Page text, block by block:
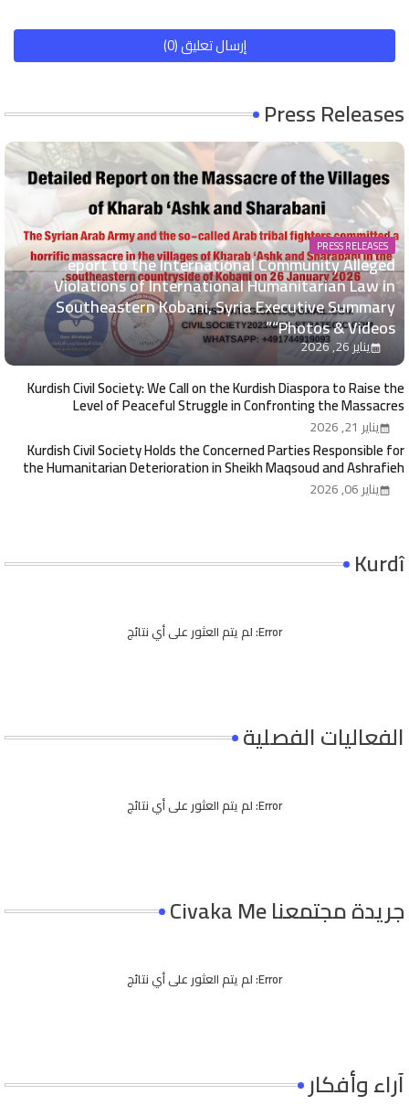
إرسال تعليق (0)
Press Releases
PRESS RELEASES
eport to the International Community Alleged
Violations of International Humanitarian Law in
Southeastern Kobani, Syria Executive Summary
“Photos & Videos”
يناير 26, 2026
Kurdish Civil Society: We Call on the Kurdish Diaspora to Raise the
Level of Peaceful Struggle in Confronting the Massacres
Committed by the Jolani Regime Against Kurds in Syria
يناير 21, 2026
Kurdish Civil Society Holds the Concerned Parties Responsible for
the Humanitarian Deterioration in Sheikh Maqsoud and Ashrafieh
and Calls for an Urgent Response
يناير 06, 2026
Kurdî
Error: لم يتم العثور على أي نتائج
الفعاليات الفصلية
Error: لم يتم العثور على أي نتائج
جريدة مجتمعنا Civaka Me
Error: لم يتم العثور على أي نتائج
آراء وأفكار